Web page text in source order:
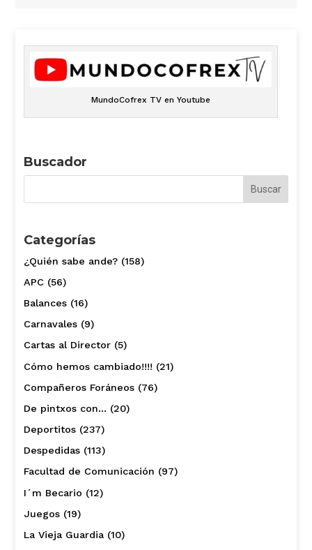
MundoCofrex TV en Youtube
Buscador
Categorías
¿Quién sabe ande?(158)
APC(56)
Balances(16)
Carnavales(9)
Cartas al Director(5)
Cómo hemos cambiado!!!! (21)
Compañeros Foráneos(76)
De pintxos con… (20)
Deportitos(237)
Despedidas(113)
Facultad de Comunicación (97)
I´m Becario (12)
Juegos(19)
La Vieja Guardia(10)